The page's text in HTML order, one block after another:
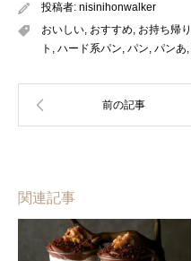
投稿者: nisinihonwalker
おいしい, おすすめ, お持ち帰り
ト , ハード系パン, パン, パンあ,
関連記事